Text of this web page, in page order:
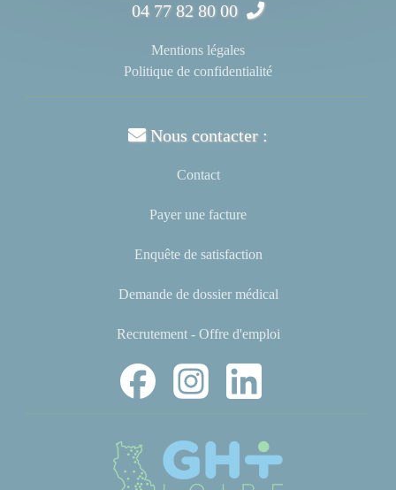
04 77 82 80 00
Mentions légales
Politique de confidentialité
Nous contacter :
Contact
Payer une facture
Enquête de satisfaction
Demande de dossier médical
Recrutement - Offre d'emploi